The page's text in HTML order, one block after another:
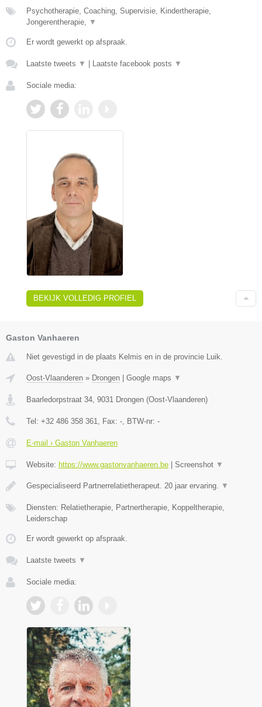
Psychotherapie, Coaching, Supervisie, Kindertherapie,
Jongerentherapie, ▼
Er wordt gewerkt op afspraak.
Laatste tweets ▼ Laatste facebook posts ▼
Sociale media:
BEKIJK VOLLEDIG PROFIEL
Gaston Vanhaeren
Niet gevestigd in de plaats Kelmis en in de provincie Luik.
Oost-Vlaanderen » Drongen Google maps ▼
Baarledorpstraat 34, 9031 Drongen (Oost-Vlaanderen)
Tel: +32 486 358 361, Fax: -, BTW-nr: -
E-mail › Gaston Vanhaeren
Website: https://www.gastonvanhaeren.be Screenshot ▼
Gespecialiseerd Partnerrelatietherapeut. 20 jaar ervaring. ▼
Diensten: Relatietherapie, Partnertherapie, Koppeltherapie,
Leiderschap
Er wordt gewerkt op afspraak.
Laatste tweets ▼
Sociale media: